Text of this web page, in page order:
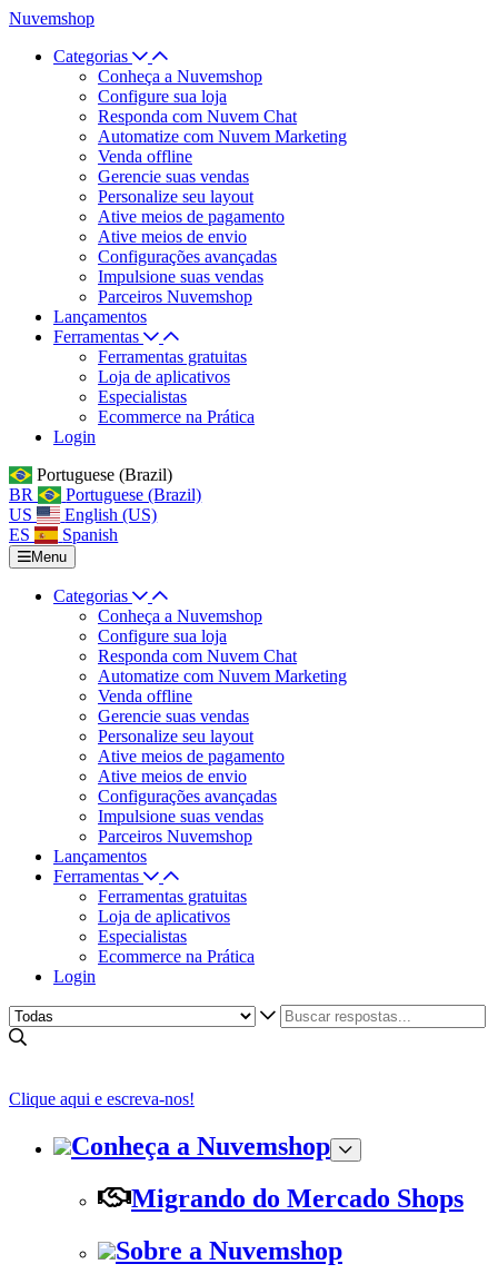
Nuvemshop
Categorias
Conheça a Nuvemshop
Configure sua loja
Responda com Nuvem Chat
Automatize com Nuvem Marketing
Venda offline
Gerencie suas vendas
Personalize seu layout
Ative meios de pagamento
Ative meios de envio
Configurações avançadas
Impulsione suas vendas
Parceiros Nuvemshop
Lançamentos
Ferramentas
Ferramentas gratuitas
Loja de aplicativos
Especialistas
Ecommerce na Prática
Login
Portuguese (Brazil)
BR
Portuguese (Brazil)
US
English (US)
ES
Spanish
Menu
Categorias
Conheça a Nuvemshop
Configure sua loja
Responda com Nuvem Chat
Automatize com Nuvem Marketing
Venda offline
Gerencie suas vendas
Personalize seu layout
Ative meios de pagamento
Ative meios de envio
Configurações avançadas
Impulsione suas vendas
Parceiros Nuvemshop
Lançamentos
Ferramentas
Ferramentas gratuitas
Loja de aplicativos
Especialistas
Ecommerce na Prática
Login
Clique aqui e escreva-nos!
Conheça a Nuvemshop
Migrando do Mercado Shops
Sobre a Nuvemshop